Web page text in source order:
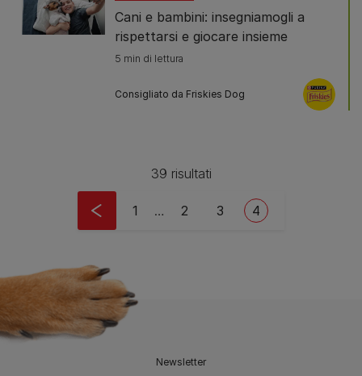
Cani e bambini: insegniamogli a
rispettarsi e giocare insieme
5 min di lettura
Consigliato da Friskies Dog
39 risultati
First page
1 … Page
2 Page
3 Current page
4
Newsletter